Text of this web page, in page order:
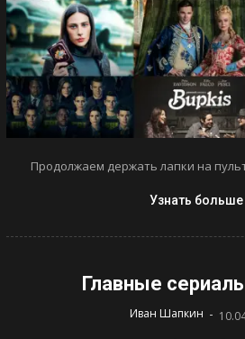
Продолжаем держать лапки на
Узнать больше
Главные
Иван Шапкин -